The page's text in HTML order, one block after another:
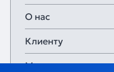
О нас
Клиенту
Мои закладки